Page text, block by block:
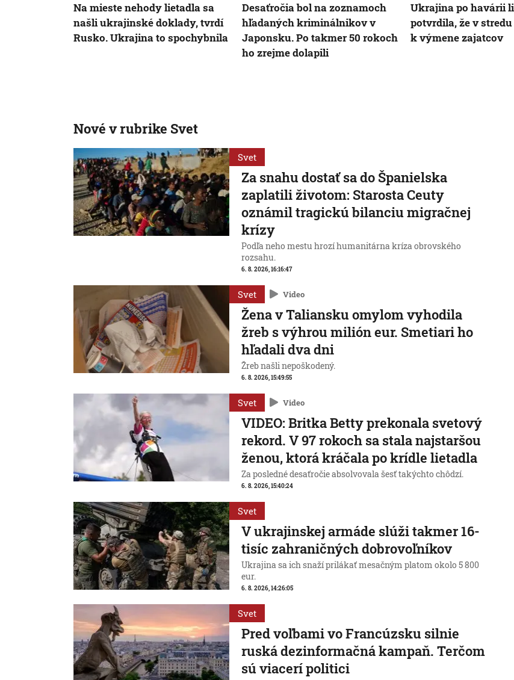
Na mieste nehody lietadla sa
našli ukrajinské doklady, tvrdí
Rusko. Ukrajina to spochybnila
Desaťročia bol na zoznamoch
hľadaných kriminálnikov v
Japonsku. Po takmer 50 rokoch
ho zrejme dolapili
Ukrajina po havárii
potvrdila, že v
k výmene zajatcov
Nové v rubrike Svet
Svet
Za snahu dostať sa do Španielska
zaplatili životom: Starosta Ceuty
oznámil tragickú bilanciu migračnej
krízy
Podľa neho mestu hrozí humanitárna kríza obrovského
rozsahu.
6. 8. 2026, 16:16:47
Svet Video
Žena v Taliansku omylom vyhodila
žreb s výhrou milión eur. Smetiari ho
hľadali dva dni
Žreb našli nepoškodený.
6. 8. 2026, 15:49:55
Svet Video
VIDEO: Britka Betty prekonala svetový
rekord. V 97 rokoch sa stala najstaršou
ženou, ktorá kráčala po krídle lietadla
Za posledné desaťročie absolvovala šesť takýchto chôdzí.
6. 8. 2026, 15:40:24
Svet
V ukrajinskej armáde slúži takmer 16-
tisíc zahraničných dobrovoľníkov
Ukrajina sa ich snaží prilákať mesačným platom okolo 5 800
eur.
6. 8. 2026, 14:26:05
Svet
Pred voľbami vo Francúzsku silnie
ruská dezinformačná kampaň. Terčom
sú viacerí politici